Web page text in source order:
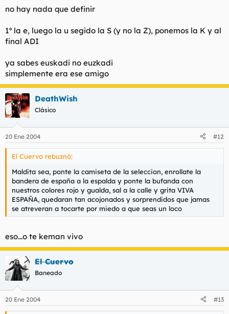
no hay nada que definir
1º la e, luego la u segido la S (y no la Z), ponemos la K y al
final ADI
ya sabes euskadi no euzkadi
simplemente era ese amigo
DeathWish
Clásico
20 Ene 2004 #12
El Cuervo rebuznó:
Maldita sea, ponte la camiseta de la seleccion, enrollate la
bandera de españa a la espalda y ponte la bufanda con
nuestros colores rojo y gualda, sal a la calle y grita VIVA
ESPAÑA, quedaran tan acojonados y sorprendidos que jamas
se atreveran a tocarte por miedo a que seas un loco
eso...o te keman vivo
El Cuervo
Baneado
20 Ene 2004 #13